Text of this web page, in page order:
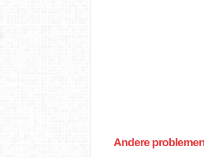
Andere